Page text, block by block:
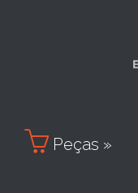
 Peças »